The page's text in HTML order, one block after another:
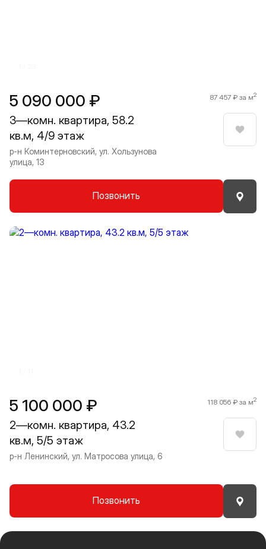
5 090 000 ₽ 87 457 ₽ за м2
3—комн. квартира, 58.2
кв.м, 4/9 этаж
р-н Коминтерновский, ул. Хользунова
улица, 13
Позвонить
5 100 000 ₽ 118 056 ₽ за м2
2—комн. квартира, 43.2
кв.м, 5/5 этаж
р-н Ленинский, ул. Матросова улица, 6
Позвонить